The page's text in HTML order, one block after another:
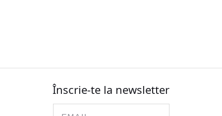
Înscrie-te la newsletter